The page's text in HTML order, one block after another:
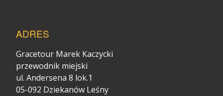
ADRES
Gracetour Marek Kaczycki
przewodnik miejski
ul. Andersena 8 lok.1
05-092 Dziekanów Leśny